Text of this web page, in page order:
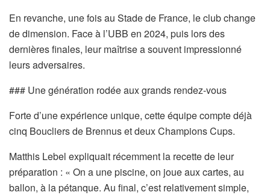
En revanche, une fois au Stade de France, le club change
de dimension. Face à l’UBB en 2024, puis lors des
dernières finales, leur maîtrise a souvent impressionné
leurs adversaires.
### Une génération rodée aux grands rendez-vous
Forte d’une expérience unique, cette équipe compte déjà
cinq Boucliers de Brennus et deux Champions Cups.
Matthis Lebel expliquait récemment la recette de leur
préparation : « On a une piscine, on joue aux cartes, au
ballon, à la pétanque. Au final, c’est relativement simple,